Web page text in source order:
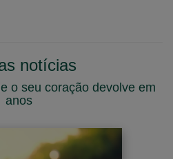
notícias
o seu coração devolve em
anos